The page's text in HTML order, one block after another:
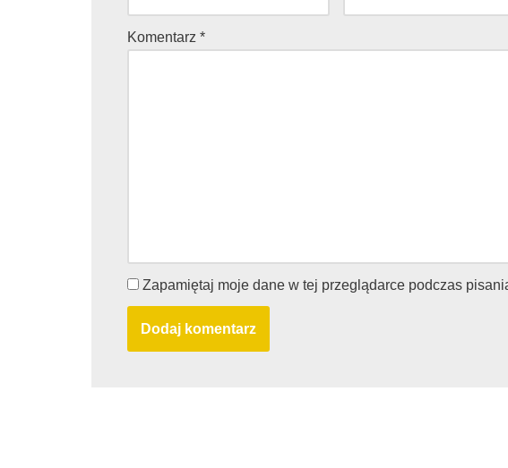
Komentarz *
Zapamiętaj moje dane w tej przeglądarce podczas